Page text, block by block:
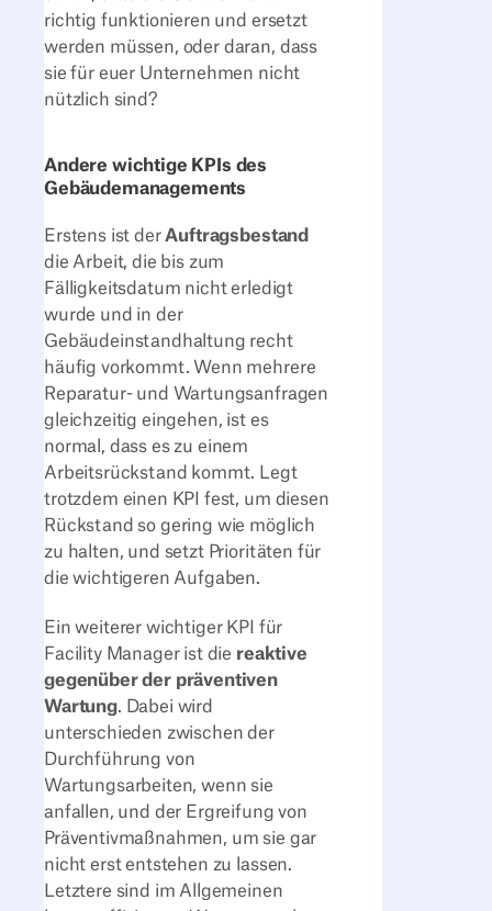
richtig funktionieren und ersetzt
werden müssen, oder daran, dass
sie für euer Unternehmen nicht
nützlich sind?
Andere wichtige KPIs des
Gebäudemanagements
Erstens ist derAuftragsbestand
die Arbeit, die bis zum
Fälligkeitsdatum nicht erledigt
wurde und in der
Gebäudeinstandhaltung recht
häufig vorkommt. Wenn mehrere
Reparatur- und Wartungsanfragen
gleichzeitig eingehen, ist es
normal, dass es zu einem
Arbeitsrückstand kommt. Legt
trotzdem einen KPI fest, um diesen
Rückstand so gering wie möglich
zu halten, und setzt Prioritäten für
die wichtigeren Aufgaben.
Ein weiterer wichtiger KPI für
Facility Manager ist die reaktive
gegenüber der präventiven
Wartung. Dabei wird
unterschieden zwischen der
Durchführung von
Wartungsarbeiten, wenn sie
anfallen, und der Ergreifung von
Präventivmaßnahmen, um sie gar
nicht erst entstehen zu lassen.
Letztere sind im Allgemeinen